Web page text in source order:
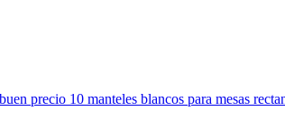
precio 10 manteles blancos para mesas